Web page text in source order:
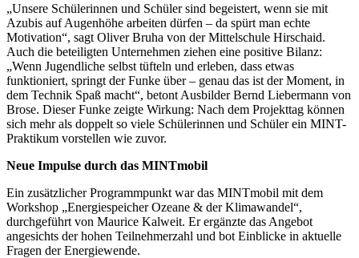
„Unsere Schülerinnen und Schüler sind begeistert, wenn sie mit
Azubis auf Augenhöhe arbeiten dürfen – da spürt man echte
Motivation“, sagt Oliver Bruha von der Mittelschule Hirschaid.
Auch die beteiligten Unternehmen ziehen eine positive Bilanz:
„Wenn Jugendliche selbst tüfteln und erleben, dass etwas
funktioniert, springt der Funke über – genau das ist der Moment, in
dem Technik Spaß macht“, betont Ausbilder Bernd Liebermann von
Brose. Dieser Funke zeigte Wirkung: Nach dem Projekttag können
sich mehr als doppelt so viele Schülerinnen und Schüler ein MINT-
Praktikum vorstellen wie zuvor.
Neue Impulse durch das MINTmobil
Ein zusätzlicher Programmpunkt war das MINTmobil mit dem
Workshop „Energiespeicher Ozeane & der Klimawandel“,
durchgeführt von Maurice Kalweit. Er ergänzte das Angebot
angesichts der hohen Teilnehmerzahl und bot Einblicke in aktuelle
Fragen der Energiewende.